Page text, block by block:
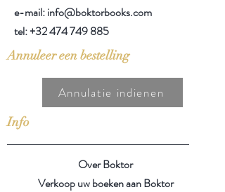
e-mail: info@boktorbooks.com
tel:+32 474 749 885
Annuleer een bestelling
Annulatie indienen
Info
Over Boktor
Verkoop uw boeken aan Boktor